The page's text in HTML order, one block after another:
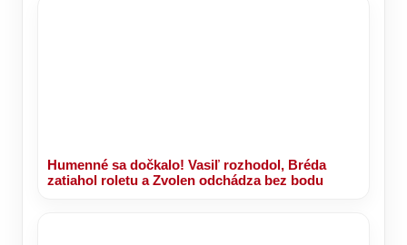
Humenné sa dočkalo! Vasiľ rozhodol, Bréda
zatiahol roletu a Zvolen odchádza bez bodu